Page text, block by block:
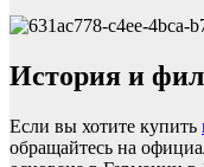
История и
Если вы хотите купить
обращайтесь на